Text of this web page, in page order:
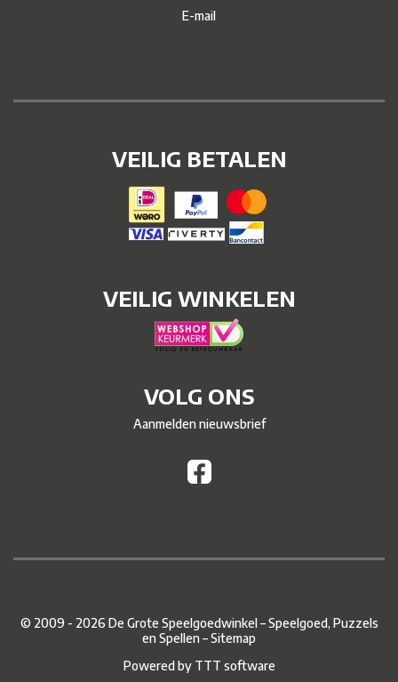
E-mail
VEILIG BETALEN
VEILIG WINKELEN
VOLG ONS
Aanmelden nieuwsbrief
© 2009 - 2026 De Grote Speelgoedwinkel – Speelgoed, Puzzels
en Spellen –Sitemap
Powered by TTT software